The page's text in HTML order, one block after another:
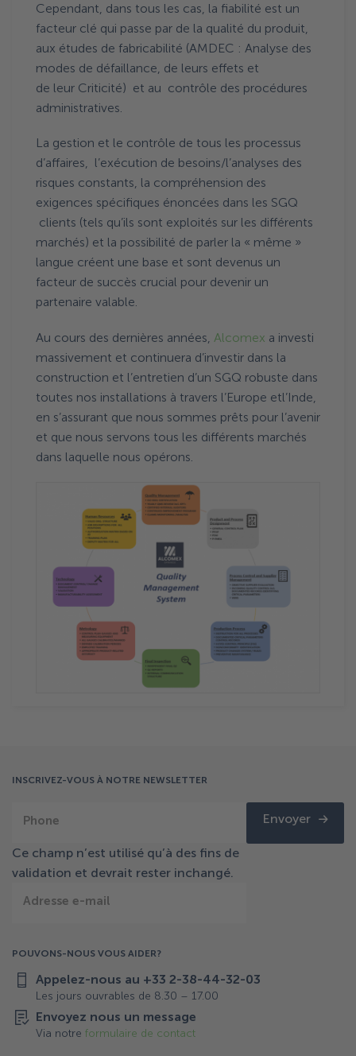
Cependant, dans tous les cas, la fiabilité est un
facteur clé qui passe par de la qualité du produit,
aux études de fabricabilité (AMDEC : Analyse des
modes de défaillance, de leurs effets et
de leur Criticité) et au contrôle des procédures
administratives.
La gestion et le contrôle de tous les processus
d’affaires, l’exécution de besoins/l’analyses des
risques constants, la compréhension des
exigences spécifiques énoncées dans les SGQ
clients (tels qu’ils sont exploités sur les différents
marchés) et la possibilité de parler la « même »
langue créent une base et sont devenus un
facteur de succès crucial pour devenir un
partenaire valable.
Au cours des dernières années, Alcomex a investi
massivement et continuera d’investir dans la
construction et l’entretien d’un SGQ robuste dans
toutes nos installations à travers l’Europe etl’Inde,
en s’assurant que nous sommes prêts pour l’avenir
et que nous servons tous les différents marchés
dans laquelle nous opérons.
INSCRIVEZ-VOUS À NOTRE NEWSLETTER
Phone
Ce champ n’est utilisé qu’à des fins de
validation et devrait rester inchangé.
Adresse e-mail
Envoyer
POUVONS-NOUS VOUS AIDER?
Appelez-nous au +33 2-38-44-32-03
Les jours ouvrables de 8.30 – 17.00
Envoyez nous un message
Via notreformulaire de contact